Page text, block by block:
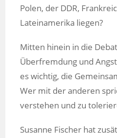
Polen, der DDR,
Lateinamerika liegen?
Mitten hinein in die
Überfremdung und
es wichtig, die
Wer mit der anderen
verstehen und zu
Susanne Fischer hat